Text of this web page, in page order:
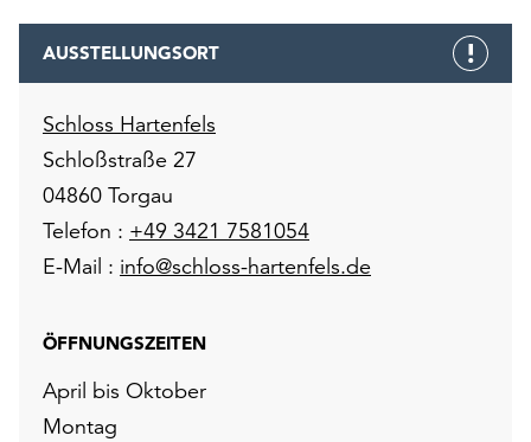
AUSSTELLUNGSORT
Schloss Hartenfels
Schloßstraße 27
04860 Torgau
Telefon : +49 3421 7581054
E-Mail : info@schloss-hartenfels.de
ÖFFNUNGSZEITEN
April bis Oktober
Montag